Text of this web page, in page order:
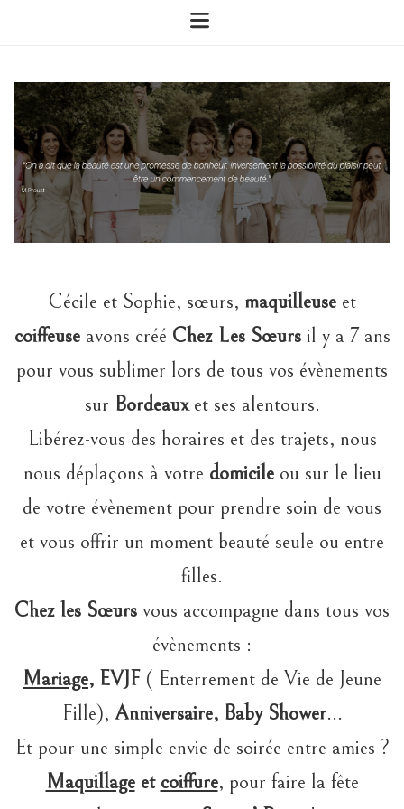
Cécile et Sophie, sœurs, maquilleuseet
coiffeuseavons créé Chez Les Sœursil y a 7 ans
pour vous sublimer lors de tous vos évènements
sur Bordeauxet ses alentours.
Libérez-vous des horaires et des trajets, nous
nous déplaçons à votre domicileou sur le lieu
de votre évènement pour prendre soin de vous
et vous offrir un moment beauté seule ou entre
filles.
Chez les Sœurs vous accompagne dans tous vos
évènements :
Mariage, EVJF ( Enterrement de Vie de Jeune
Fille), Anniversaire, Baby Shower…
Et pour une simple envie de soirée entre amies ?
Maquillageet coiffure, pour faire la fête